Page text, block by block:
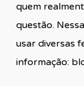
quem
questão.
usar diversas
informação: